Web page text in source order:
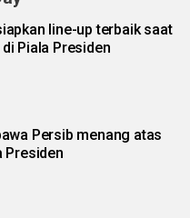
line-up terbaik saat
Piala Presiden
Persib menang atas
Presiden